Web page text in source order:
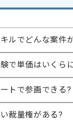
・CADの使用
・構造設計や
上記に似た経験
ルでどんな案件
で単価はいくら
トで参画できる?
裁量権がある?